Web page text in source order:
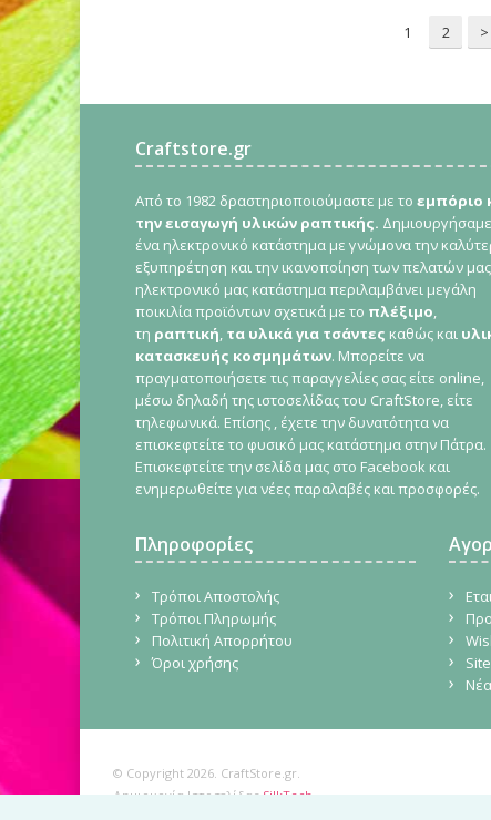
1 2 >
Craftstore.gr
Από το 1982 δραστηριοποιούμαστε με το εμπόριο
την εισαγωγή υλικών ραπτικής. Δημιουργήσαμε
ένα ηλεκτρονικό κατάστημα με γνώμονα την
εξυπηρέτηση και την ικανοποίηση των πελατών
ηλεκτρονικό μας κατάστημα περιλαμβάνει μεγάλη
ποικιλία προϊόντων σχετικά με το πλέξιμο,
τη ραπτική, τα υλικά για τσάντες καθώς και
κατασκευής κοσμημάτων. Μπορείτε να
πραγματοποιήσετε τις παραγγελίες σας είτε online,
μέσω δηλαδή της ιστοσελίδας του CraftStore, είτε
τηλεφωνικά. Επίσης , έχετε την δυνατότητα να
επισκεφτείτε το φυσικό μας κατάστημα στην Πάτρα.
Επισκεφτείτε την σελίδα μας στο Facebook και
ενημερωθείτε για νέες παραλαβές και προσφορές.
Πληροφορίες
Τρόποι Αποστολής
Τρόποι Πληρωμής
Πολιτική Απορρήτου
Όροι χρήσης
© Copyright 2026. CraftStore.gr.
Δημιουργία Ιστοσελίδας SilkTech